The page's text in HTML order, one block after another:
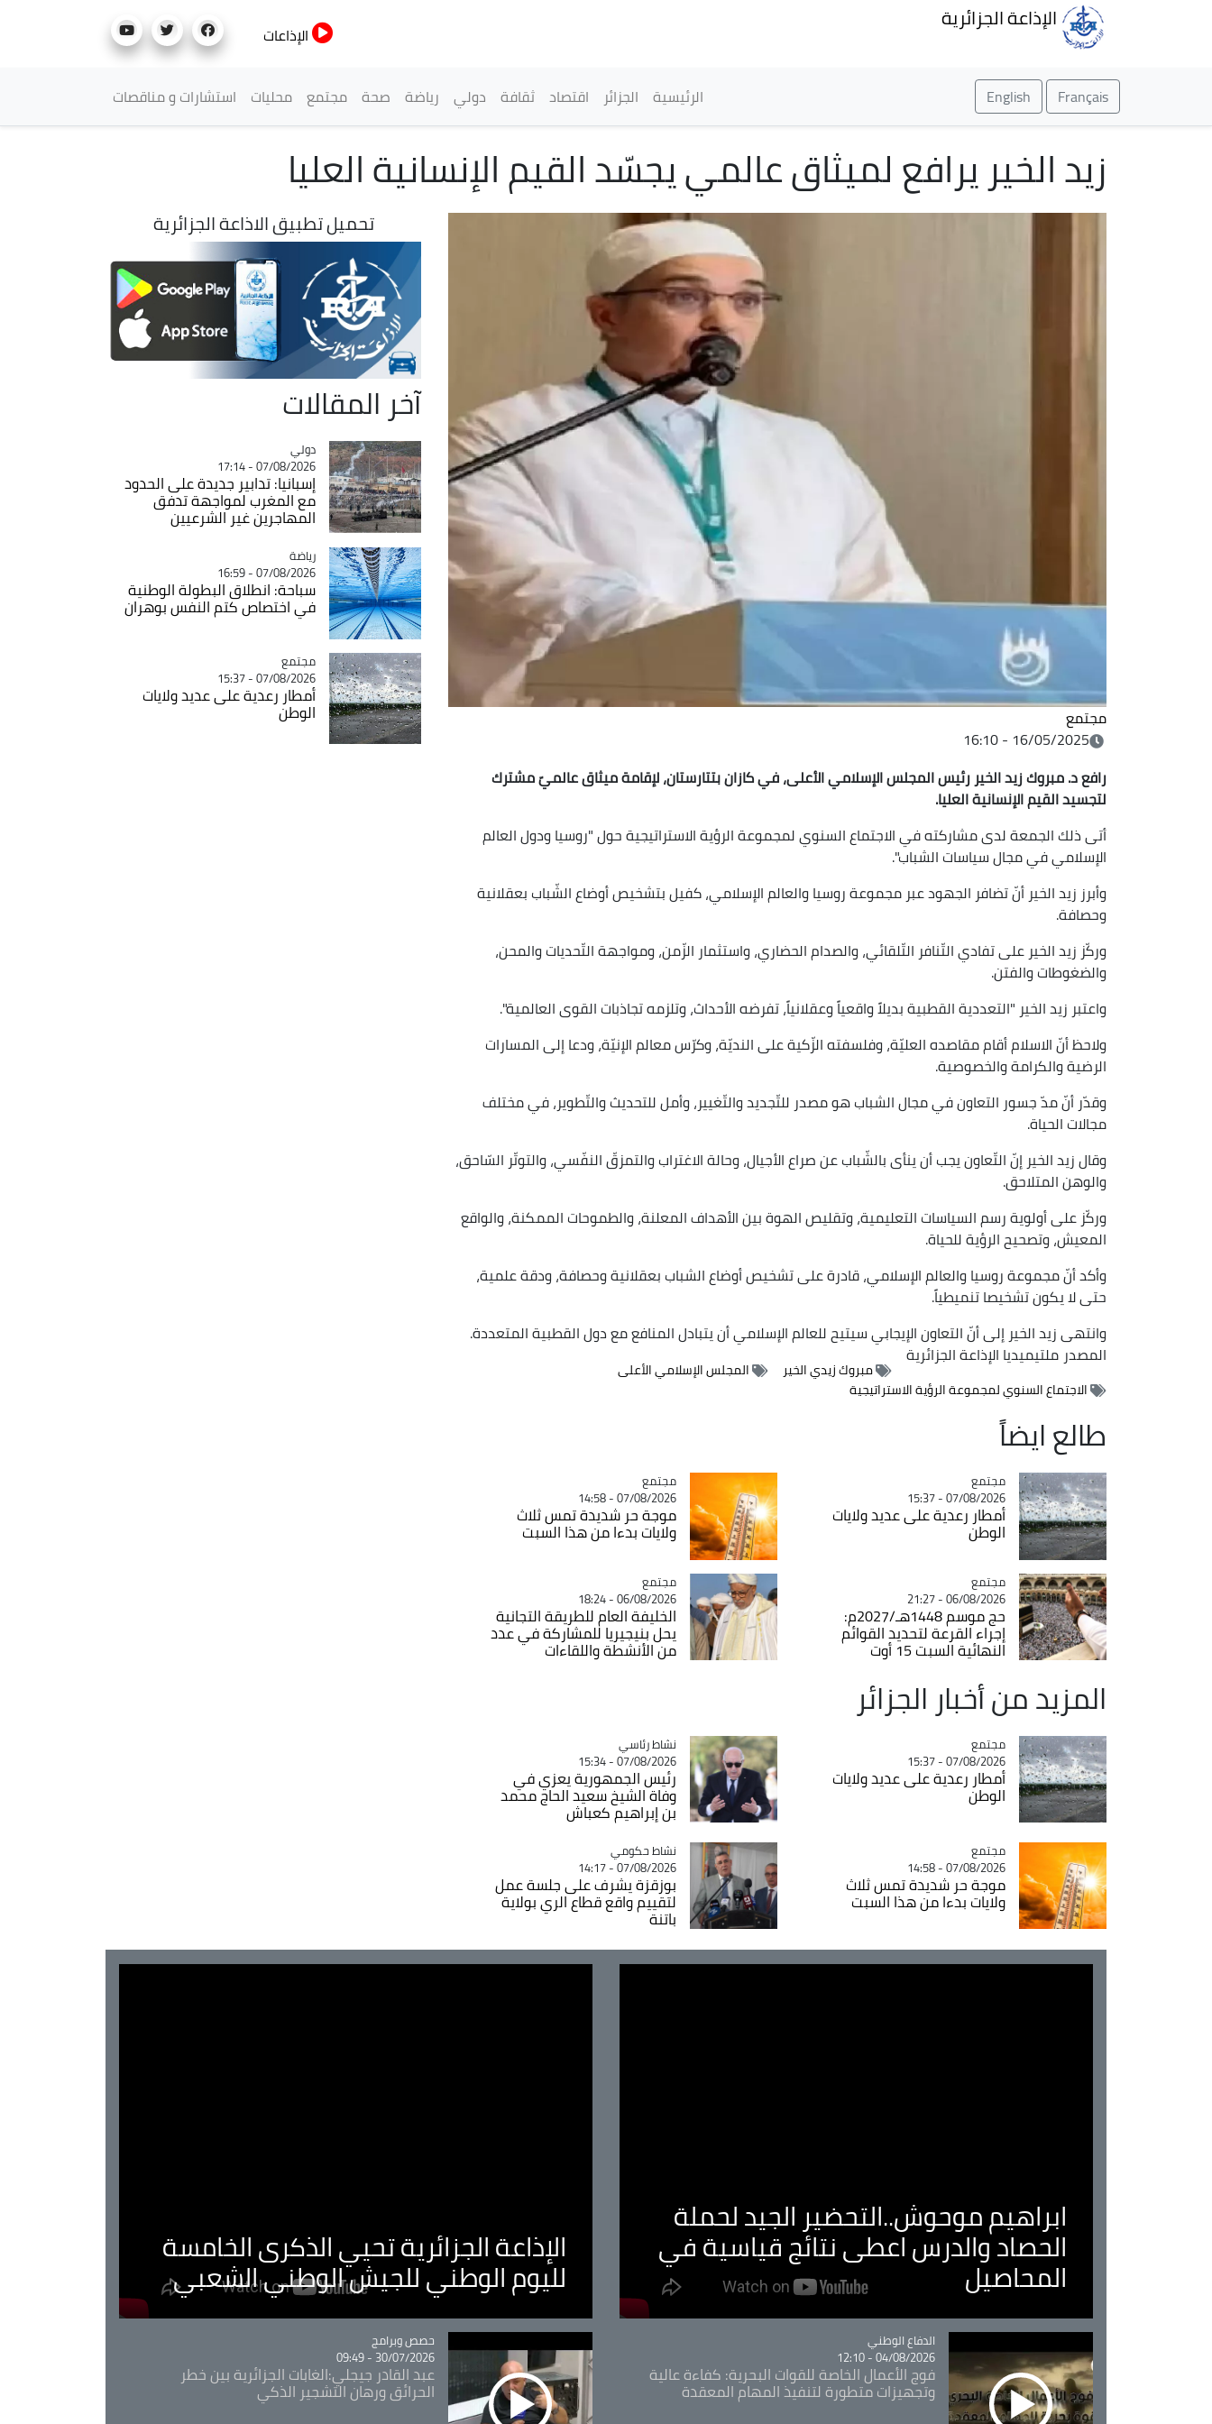
الإذاعة الجزائرية
الإذاعات
Français
English القائمة الرئيسية
الرئيسية الجزائر اقتصاد ثقافة دولي رياضة صحة مجتمع محليات استشارات و مناقصات
زيد الخير يرافع لميثاق عالمي يجسّد القيم الإنسانية العليا
مجتمع
16/05/2025 - 16:10
رافع د. مبروك زيد الخير رئيس المجلس الإسلامي الأعلى، في كازان بتتارستان، لإقامة ميثاق عالميّ مشترك
لتجسيد القيم الإنسانية العليا.
أتى ذلك الجمعة لدى مشاركته في الاجتماع السنوي لمجموعة الرؤية الاستراتيجية حول "روسيا ودول العالم
الإسلامي في مجال سياسات الشباب".
وأبرز زيد الخير أنّ تضافر الجهود عبر مجموعة روسيا والعالم الإسلامي، كفيل بتشخيص أوضاع الشّباب بعقلانية
وحصافة.
وركّز زيد الخير على تفادي التّنافر التّلقائي، والصدام الحضاري، واستثمار الزّمن، ومواجهة التّحديات والمحن،
والضغوطات والفتن.
واعتبر زيد الخير "التعددية القطبية بديلاً واقعياً وعقلانياً، تفرضه الأحداث، وتلزمه تجاذبات القوى العالمية".
ولاحظ أنّ الاسلام أقام مقاصده العليّة، وفلسفته الزّكية على النديّة، وكرّس معالم الإنيّة، ودعا إلى المسارات
الرضية والكرامة والخصوصية.
وقدّر أنّ مدّ جسور التعاون في مجال الشباب هو مصدر للتّجديد والتّغيير، وأمل للتحديث والتّطوير، في مختلف
مجالات الحياة.
وقال زيد الخير إنّ التّعاون يجب أن ينأى بالشّباب عن صراع الأجيال، وحالة الاغتراب والتمزقّ النفّسي، والتوتّر السّاحق،
والوهن المتلاحق.
وركّز على أولوية رسم السياسات التعليمية، وتقليص الهوة بين الأهداف المعلنة، والطموحات الممكنة، والواقع
المعيش، وتصحيح الرؤية للحياة.
وأكد أنّ مجموعة روسيا والعالم الإسلامي، قادرة على تشخيص أوضاع الشباب بعقلانية وحصافة، ودقة علمية،
حتى لا يكون تشخيصا تنميطياً.
وانتهى زيد الخير إلى أنّ التعاون الإيجابي سيتيح للعالم الإسلامي أن يتبادل المنافع مع دول القطبية المتعددة.
المصدر ملتيميديا الإذاعة الجزائرية
مبروك زيدي الخير
المجلس الإسلامي الأعلى
الاجتماع السنوي لمجموعة الرؤية الاستراتيجية
طالع ايضاً
Catégorie
مجتمع
07/08/2026 - 15:37
أمطار رعدية على عديد ولايات
الوطن
Catégorie
مجتمع
07/08/2026 - 14:58
موجة حر شديدة تمس ثلاث
ولايات بدءا من هذا السبت
Catégorie
مجتمع
06/08/2026 - 21:27
حج موسم 1448هـ/2027م:
إجراء القرعة لتحديد القوائم
النهائية السبت 15 أوت
Catégorie
مجتمع
06/08/2026 - 18:24
الخليفة العام للطريقة التجانية
يحل بنيجيريا للمشاركة في عدد
من الأنشطة واللقاءات
المزيد من أخبار الجزائر
Catégorie
مجتمع
07/08/2026 - 15:37
أمطار رعدية على عديد ولايات
الوطن
Catégorie
نشاط رئاسي
07/08/2026 - 15:34
رئيس الجمهورية يعزي في
وفاة الشيخ سعيد الحاج محمد
بن إبراهيم كعباش
Catégorie
مجتمع
07/08/2026 - 14:58
موجة حر شديدة تمس ثلاث
ولايات بدءا من هذا السبت
Catégorie
نشاط حكومي
07/08/2026 - 14:17
بوزقزة يشرف على جلسة عمل
لتقييم واقع قطاع الري بولاية
باتنة
تحميل تطبيق الاذاعة الجزائرية
آخر المقالات
Catégorie
دولي
07/08/2026 - 17:14
إسبانيا: تدابير جديدة على الحدود
مع المغرب لمواجهة تدفق
المهاجرين غير الشرعيين
Catégorie
رياضة
07/08/2026 - 16:59
سباحة: انطلاق البطولة الوطنية
في اختصاص كتم النفس بوهران
Catégorie
مجتمع
07/08/2026 - 15:37
أمطار رعدية على عديد ولايات
الوطن
ابراهيم موحوش..التحضير الجيد لحملة
الحصاد والدرس اعطى نتائج قياسية في
المحاصيل
الإذاعة الجزائرية تحيي الذكرى الخامسة
لليوم الوطني للجيش الوطني الشعبي
Catégorie
الدفاع الوطني
04/08/2026 - 12:10
فوج الأعمال الخاصة للقوات البحرية: كفاءة عالية
وتجهيزات متطورة لتنفيذ المهام المعقدة
Catégorie
حصص وبرامج
30/07/2026 - 09:49
عبد القادر جيجلي:الغابات الجزائرية بين خطر
الحرائق ورهان التشجير الذكي